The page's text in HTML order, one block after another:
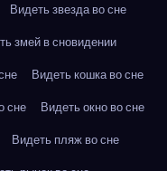
Видеть звезда во сне
змей в сновидении
Видеть кошка во сне
сне
Видеть окно во сне
Видеть пляж во сне